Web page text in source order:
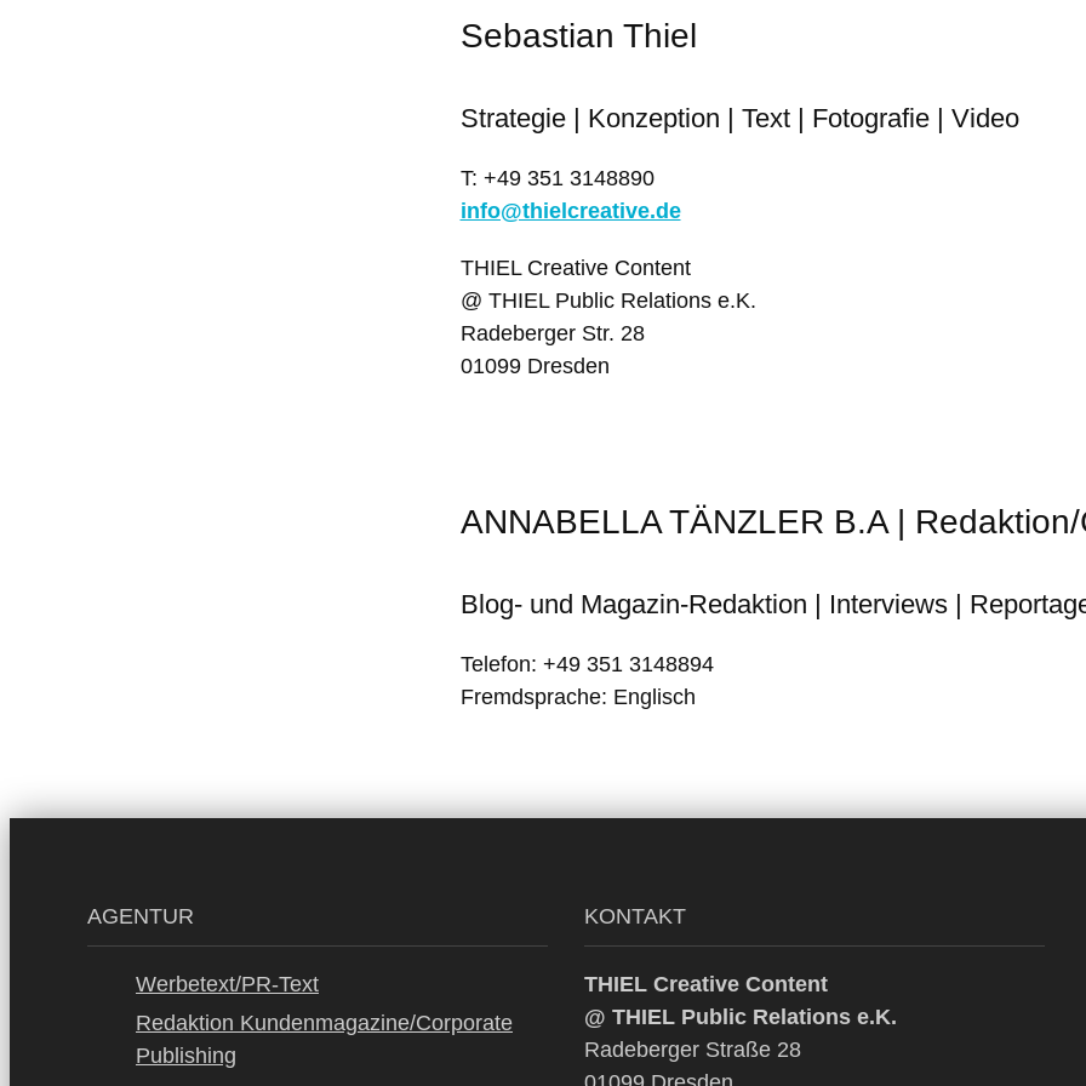
Sebastian Thiel
Strategie | Konzeption | Text | Fotografie | Video
T: +49 351 3148890
info@thielcreative.de
THIEL Creative Content
@ THIEL Public Relations e.K.
Radeberger Str. 28
01099 Dresden
ANNABELLA TÄNZLER B.A |
Blog- und Magazin-Redaktion | Interviews |
Telefon: +49 351 3148894
Fremdsprache: Englisch
AGENTUR
Werbetext/PR-Text
Redaktion Kundenmagazine/Corporate
Publishing
KONTAKT
THIEL Creative Content
@ THIEL Public Relations e.K.
Radeberger Straße 28